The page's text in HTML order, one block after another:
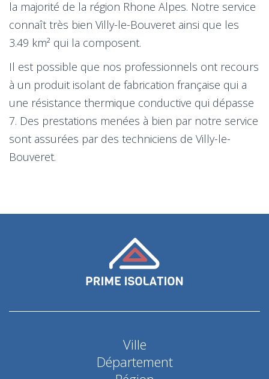
la majorité de la région Rhone Alpes. Notre service
connaît très bien Villy-le-Bouveret ainsi que les
3.49 km² qui la composent.
Il est possible que nos professionnels ont recours
à un produit isolant de fabrication française qui a
une résistance thermique conductive qui dépasse
7. Des prestations menées à bien par notre service
sont assurées par des techniciens de Villy-le-
Bouveret.
Ville
Département